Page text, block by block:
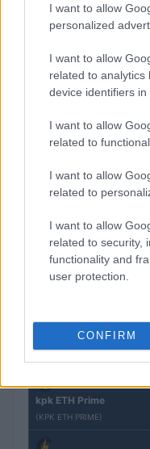
I want to allow
personalized
I want to allow
related to analytics
device identifiers in
I want to allow
related to
I want to allow
related to
I want to allow
related to security,
functionality and
user protection.
CONFIRM
Estratégias para
Rafael Oliveira · 3 ago 2026
COTAÇÕES CRYPTO
(KBTC)
Eureka Bridged PAX
(JDB)
kpk ETH Prime
(KPK ETH PRIME)